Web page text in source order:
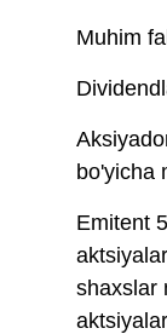
Muhim
bo'yicha
Emitent
shaxslar